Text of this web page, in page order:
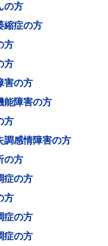
の方
縮症の方
方
方
害の方
障害の方
方
感情障害の方
の方
症の方
方
症の方
症の方